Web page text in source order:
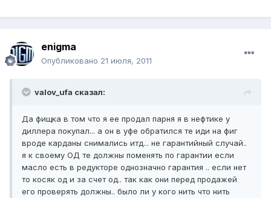
enigma
Опубликовано 21 июля, 2011
valov_ufa сказал:
Да фищка в том что я ее продал парня я в нефтике у
диллера покупал... а он в уфе обратился те иди на фиг
вроде карданы снимались итд... не гарантийный случай..
я к своему ОД те должны поменять по гарантии если
масло есть в редукторе однозначно гарантия .. если нет
то косяк од и за счет од.. так как они перед продажей
его проверять должны.. было ли у кого нить что нить